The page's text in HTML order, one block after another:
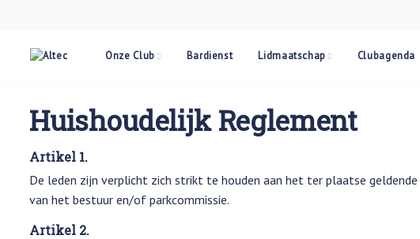
Onze Club Bardienst Lidmaatschap Clubagenda
Huishoudelijk Reglement
Artikel 1.
De leden zijn verplicht zich strikt te houden aan het ter plaatse geldende
van het bestuur en/of parkcommissie.
Artikel 2.